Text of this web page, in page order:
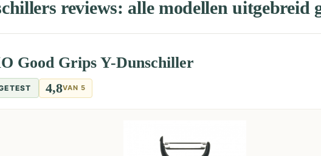
reviews: alle modellen uitgebreid
Good Grips Y-Dunschiller
4,8VAN 5